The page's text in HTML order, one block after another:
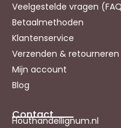
Veelgestelde vragen
Betaalmethoden
Klantenservice
Verzenden & retourneren
Mijn account
Blog
Contact
Houthandellignum.nl